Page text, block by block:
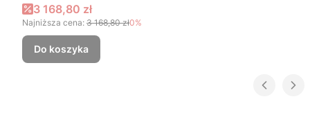
Cena promocyjna
3 168,80 zł
Najniższa cena: 3 168,80 zł0%
Do koszyka